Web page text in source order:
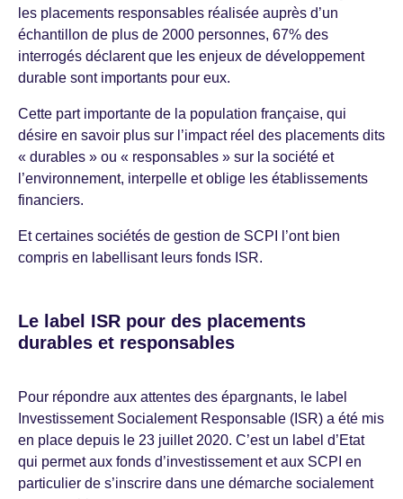
les placements responsables réalisée auprès d’un
échantillon de plus de 2000 personnes, 67% des
interrogés déclarent que les enjeux de développement
durable sont importants pour eux.
Cette part importante de la population française, qui
désire en savoir plus sur l’impact réel des placements dits
« durables » ou « responsables » sur la société et
l’environnement, interpelle et oblige les établissements
financiers.
Et certaines sociétés de gestion de SCPI l’ont bien
compris en labellisant leurs fonds ISR.
Le label ISR pour des placements
durables et responsables
Pour répondre aux attentes des épargnants, le label
Investissement Socialement Responsable (ISR) a été mis
en place depuis le 23 juillet 2020. C’est un label d’Etat
qui permet aux fonds d’investissement et aux SCPI en
particulier de s’inscrire dans une démarche socialement